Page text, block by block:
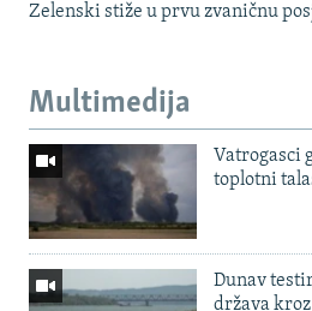
Zelenski stiže u prvu zvaničnu
Multimedija
Vatrogasci
toplotni
Dunav
država